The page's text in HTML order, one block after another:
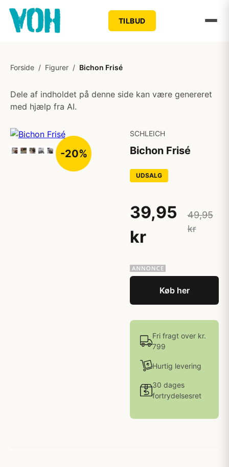
TILBUD
Forside / Figurer / Bichon Frisé
Dele af indholdet på denne side kan være genereret
med hjælp fra AI.
-20%
SCHLEICH
Bichon Frisé
UDSALG
39,95
kr
49,95
kr
Køb her
Fri fragt over kr.
799
Hurtig levering
30 dages
fortrydelsesret